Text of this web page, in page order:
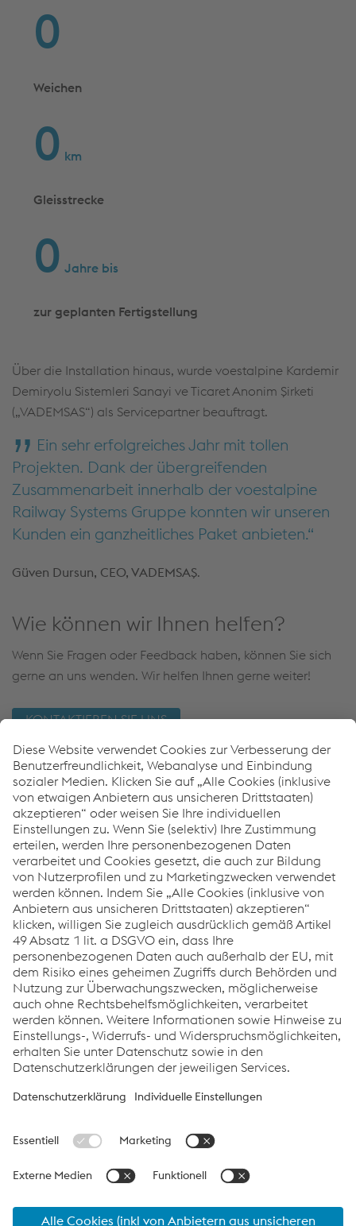
0
Weichen
0 km
Gleisstrecke
0 Jahre bis
zur geplanten Fertigstellung
Über die Installation hinaus, wurde voestalpine Kardemir
Demiryolu Sistemleri Sanayi ve Ticaret Anonim Şirketi
(„VADEMSAS“) als Servicepartner beauftragt.
Ein sehr erfolgreiches Jahr mit tollen
Projekten. Dank der übergreifenden
Zusammenarbeit innerhalb der voestalpine
Railway Systems Gruppe konnten wir unseren
Kunden ein ganzheitliches Paket anbieten.
Güven Dursun, CEO, VADEMSAŞ.
Wie können wir Ihnen helfen?
Wenn Sie Fragen oder Feedback haben, können Sie sich
gerne an uns wenden. Wir helfen Ihnen gerne weiter!
KONTAKTIEREN SIE UNS
Links
SPHEROLOCK®
VADEMSAŞ
WS Service
voestalpine Railway Systems Academy
Downloads
Factsheet: SPHEROLOCK®PDF | 477 KB
Links
Systemlösungen
Karriere
Compliance
Verhaltenskodex
AGBs
Cookie-Einstellungen